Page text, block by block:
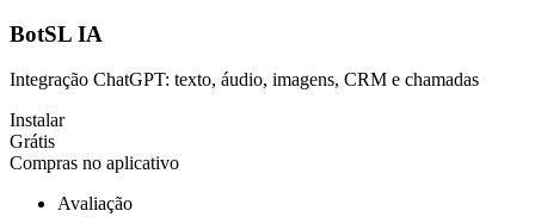
BotSL IA
Integração ChatGPT: texto, áudio, imagens, CRM e chamadas
Instalar
Grátis
Compras no aplicativo
Avaliação